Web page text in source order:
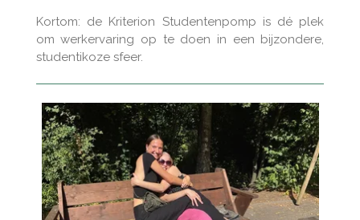
Kortom: de Kriterion Studentenpomp is dé plek
om werkervaring op te doen in een bijzondere,
studentikoze sfeer.